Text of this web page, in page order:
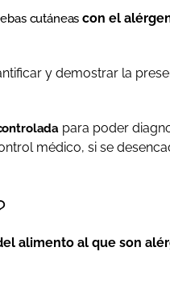
cutáneas con el
y demostrar la
para poder
médico, si se
alimento al que son